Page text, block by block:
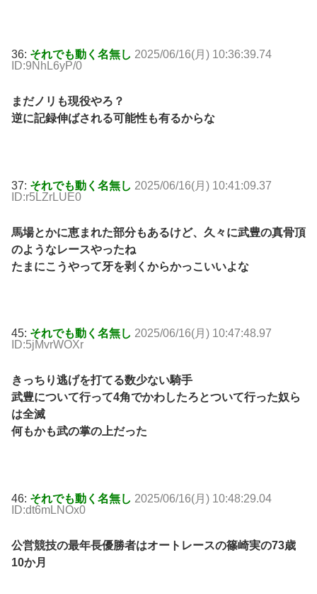
36: それでも動く名無し 2025/06/16(月) 10:36:39.74
ID:9NhL6yP/0
まだノリも現役やろ？
逆に記録伸ばされる可能性も有るからな
37: それでも動く名無し 2025/06/16(月) 10:41:09.37
ID:r5LZrLUE0
馬場とかに恵まれた部分もあるけど、久々に武豊の真骨頂
のようなレースやったね
たまにこうやって牙を剥くからかっこいいよな
45: それでも動く名無し 2025/06/16(月) 10:47:48.97
ID:5jMvrWOXr
きっちり逃げを打てる数少ない騎手
武豊について行って4角でかわしたろとついて行った奴ら
は全滅
何もかも武の掌の上だった
46: それでも動く名無し 2025/06/16(月) 10:48:29.04
ID:dt6mLNOx0
公営競技の最年長優勝者はオートレースの篠崎実の73歳
10か月